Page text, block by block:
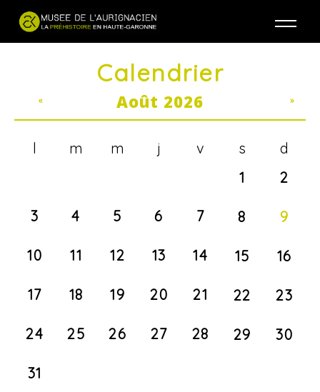
Calendrier
Août 2026
« »
l m m j v s
d
1
2
3 4 5 6 7 8 9
10 11 12 13 14 15 16
17 18 19 20 21 22 23
24 25 26 27 28 29 30
31